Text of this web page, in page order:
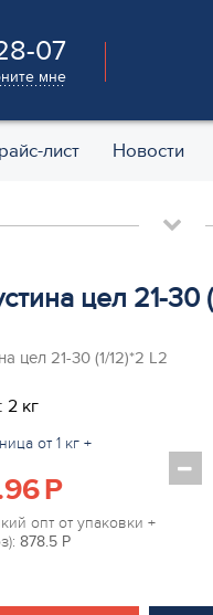
07
мне
лист Новости
цел 21-30
цел 21-30 (1/12)*2 L2
2 кг
от 1 кг +
P
опт от упаковки +
878.5 P